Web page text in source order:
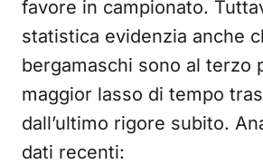
favore in campionato.
statistica evidenzia anche
bergamaschi sono al terzo
maggior lasso di tempo
dall’ultimo rigore subito.
dati recenti: